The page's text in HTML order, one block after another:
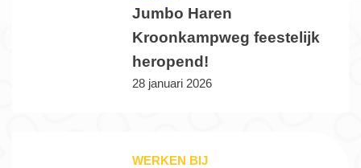
Jumbo Haren
Kroonkampweg feestelijk
heropend!
28 januari 2026
WERKEN BIJ